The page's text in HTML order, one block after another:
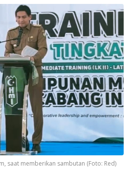
saat memberikan sambutan (Foto: Red)